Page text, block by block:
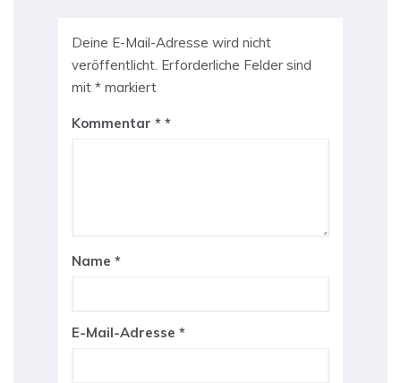
Deine E-Mail-Adresse wird nicht
veröffentlicht. Erforderliche Felder sind
mit * markiert
Kommentar *
Name *
E-Mail-Adresse *